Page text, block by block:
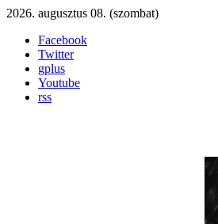
2026. augusztus 08. (szombat)
Facebook
Twitter
gplus
Youtube
rss